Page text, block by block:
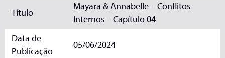
Título
Mayara & Annabelle – Conflitos
Internos – Capítulo 04
Data de
Publicação
05/06/2024